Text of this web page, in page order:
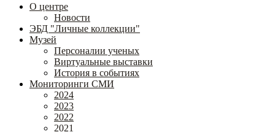
О центре
Новости
ЭБД "Личные коллекции"
Музей
Персоналии ученых
Виртуальные выставки
История в событиях
Мониторинги СМИ
2024
2023
2022
2021